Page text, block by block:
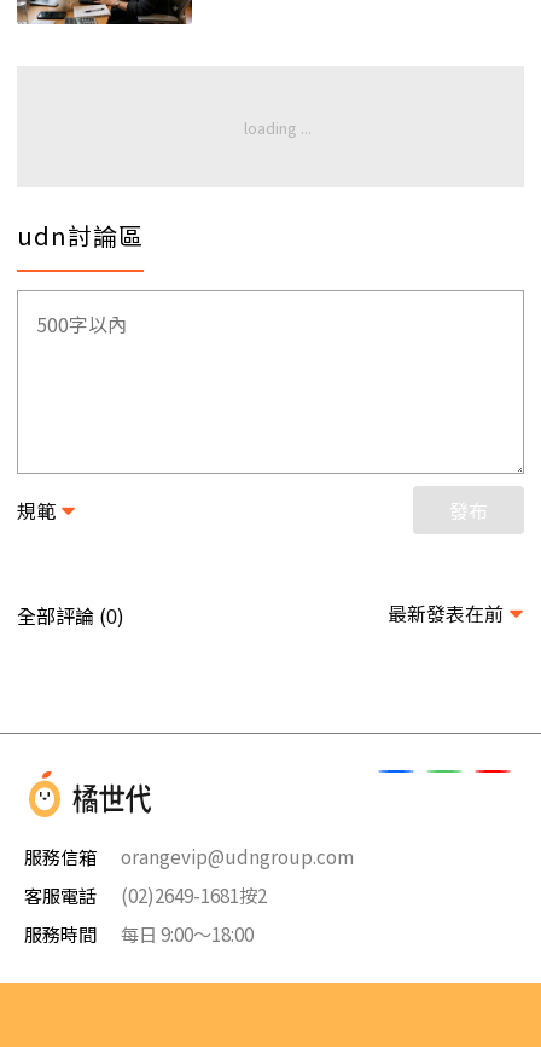
udn討論區
規範 發布
全部評論 (0) 最新發表在前
服務信箱
orangevip@udngroup.com
客服電話
(02)2649-1681按2
服務時間
每日 9:00～18:00